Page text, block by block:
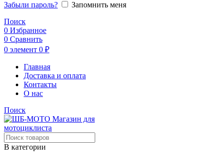
Забыли пароль?
Запомнить меня
Поиск
0 Избранное
0 Сравнить
0 элемент 0 ₽
Главная
Доставка и оплата
Контакты
О нас
Поиск
В категории